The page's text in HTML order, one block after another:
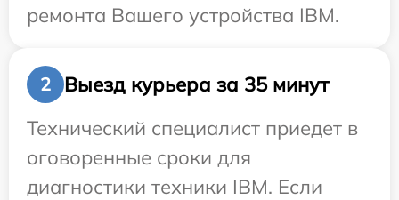
ремонта Вашего устройства IBM.
2
Выезд курьера за 35 минут
Технический специалист приедет в
оговоренные сроки для
диагностики техники IBM. Если